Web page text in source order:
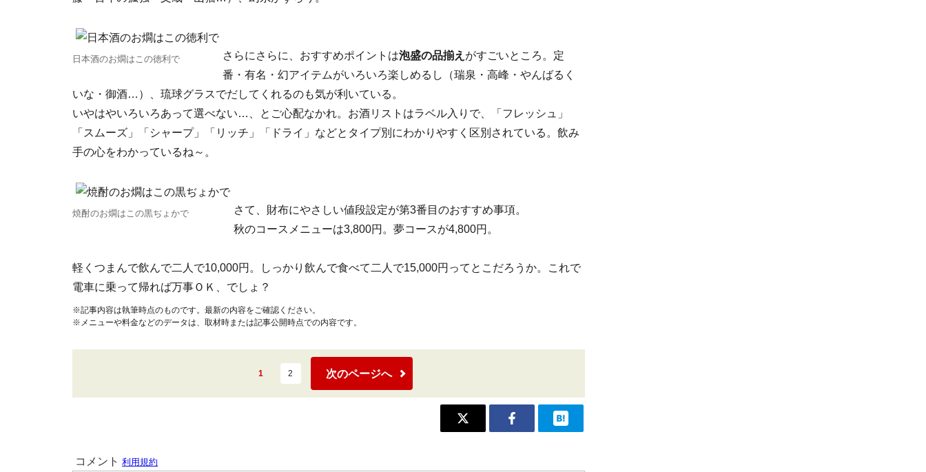
日本酒のお燗はこの徳利で さらにさらに、おすすめポイントは泡盛の品揃え がすごいところ。定
番・有名・幻アイテムがいろいろ楽しめるし（瑞泉・高峰・やんばるく
いな・御酒…）、琉球グラスでだしてくれるのも気が利いている。
いやはやいろいろあって選べない…、とご心配なかれ。お酒リストはラベル入りで、「フレッシュ」
「スムーズ」「シャープ」「リッチ」「ドライ」などとタイプ別にわかりやすく区別されている。飲み
手の心をわかっているね～。
焼酎のお燗はこの黒ぢょかで
さて、財布にやさしい値段設定が第3番目のおすすめ事項。
秋のコースメニューは3,800円。夢コースが4,800円。
軽くつまんで飲んで二人で10,000円。しっかり飲んで食べて二人で15,000円ってとこだろうか。これで
電車に乗って帰れば万事ＯＫ、でしょ？
※記事内容は執筆時点のものです。最新の内容をご確認ください。
※メニューや料金などのデータは、取材時または記事公開時点での内容です。
1 2 次のページへ